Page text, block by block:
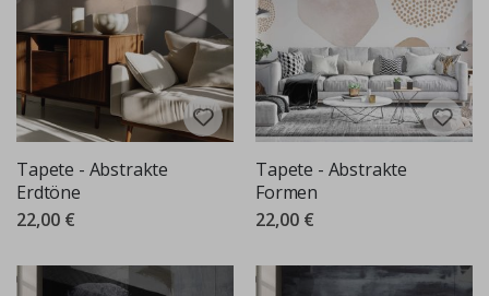
Tapete - Abstrakte
Erdtöne
22,00 €
Tapete - Abstrakte
Formen
22,00 €